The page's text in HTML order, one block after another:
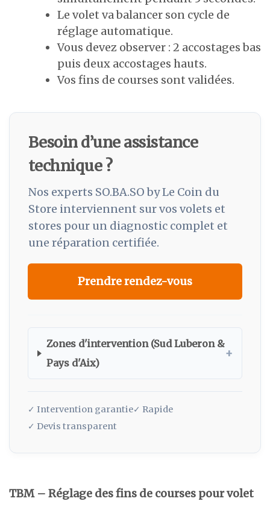
Le volet va balancer son cycle de
réglage automatique.
Vous devez observer : 2 accostages bas
puis deux accostages hauts.
Vos fins de courses sont validées.
Besoin d’une assistance
technique ?
Nos experts SO.BA.SO by Le Coin du
Store interviennent sur vos volets et
stores pour un diagnostic complet et
une réparation certifiée.
Prendre rendez-vous
Zones d'intervention (Sud Luberon &
Pays d'Aix)
+
✓ Intervention garantie✓ Rapide
✓ Devis transparent
TBM – Réglage des fins de courses pour volet